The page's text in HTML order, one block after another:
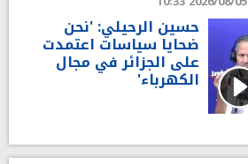
حسين الرحيلي: 'نحن
ضحايا سياسات اعتمدت
على الجزائر في مجال
الكهرباء'